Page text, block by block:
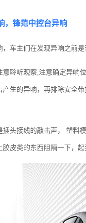
，锋范中控台异响
车主们在发现异响之前
意聆听观察,注意确定异响
产生的异响，再排除安全
插头接线的敲击声， 塑料
皮类的东西阻隔一下，起